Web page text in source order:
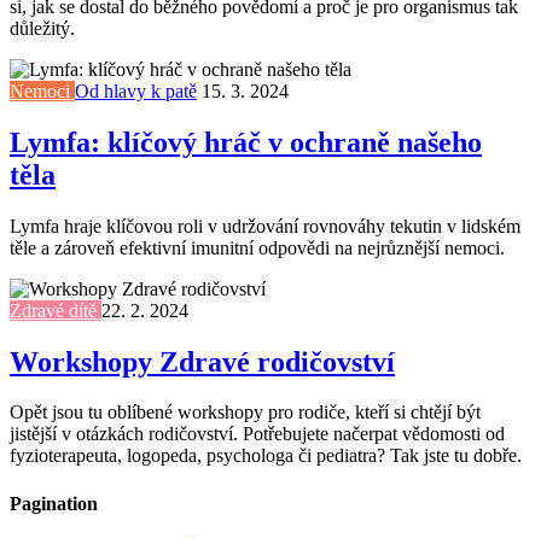
si, jak se dostal do běžného povědomí a proč je pro organismus tak
důležitý.
Nemoci Od hlavy k patě 15. 3. 2024
Lymfa: klíčový hráč v ochraně našeho
těla
Lymfa hraje klíčovou roli v udržování rovnováhy tekutin v lidském
těle a zároveň efektivní imunitní odpovědi na nejrůznější nemoci.
Zdravé dítě 22. 2. 2024
Workshopy Zdravé rodičovství
Opět jsou tu oblíbené workshopy pro rodiče, kteří si chtějí být
jistější v otázkách rodičovství. Potřebujete načerpat vědomosti od
fyzioterapeuta, logopeda, psychologa či pediatra? Tak jste tu dobře.
Pagination